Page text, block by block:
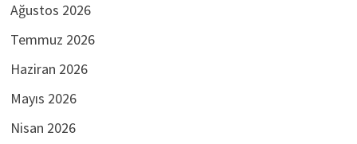
Ağustos 2026
Temmuz 2026
Haziran 2026
Mayıs 2026
Nisan 2026